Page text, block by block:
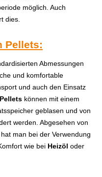
möglich. Auch
dies.
Pellets:
Abmessungen
und komfortable
und auch den Einsatz
Pellets können mit einem
geblasen und von
werden. Abgesehen von
man bei der Verwendung
wie bei Heizöl oder